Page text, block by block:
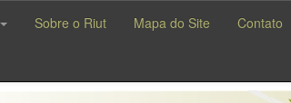
Sobre o Riut Mapa do Site Contato